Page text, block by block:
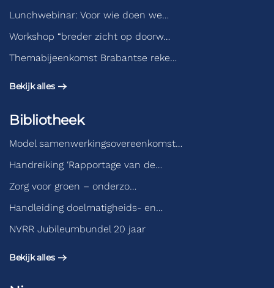
Lunchwebinar: Voor wie doen we…
Workshop “breder zicht op doorw…
Themabijeenkomst Brabantse reke…
Bekijk alles
Bibliotheek
Model samenwerkingsovereenkomst…
Handreiking ‘Rapportage van de…
Zorg voor groen – onderzo…
Handleiding doelmatigheids- en…
NVRR Jubileumbundel 20 jaar
Bekijk alles